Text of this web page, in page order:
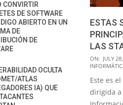
ESTAS
LAS
2016-
07-
28
ON: JULY
Este es
dirigida a
CONVIRTIR
DE SOFTWARE
ABIERTO EN UN
DE
DE
OCULTA
ATLAS
IA) QUE